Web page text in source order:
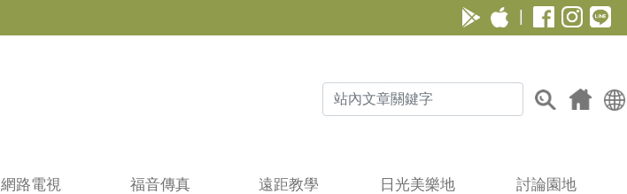
網路電視 福音傳真 遠距教學 日光美樂地 討論園地